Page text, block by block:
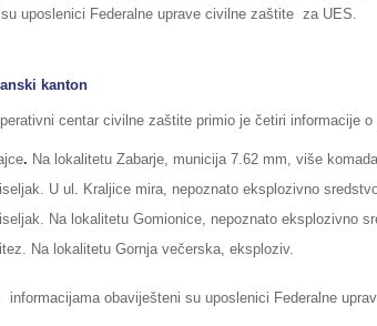
uposlenici Federalne uprave civilne zaštite za UES.
kanton
centar civilne zaštite primio je četiri informacije
. Na lokalitetu Zabarje, municija 7.62 mm, više
U ul. Kraljice mira, nepoznato eksplozivno
Na lokalitetu Gomionice, nepoznato eksplozivno
Na lokalitetu Gornja večerska, eksploziv.
informacijama obaviješteni su uposlenici Federalne